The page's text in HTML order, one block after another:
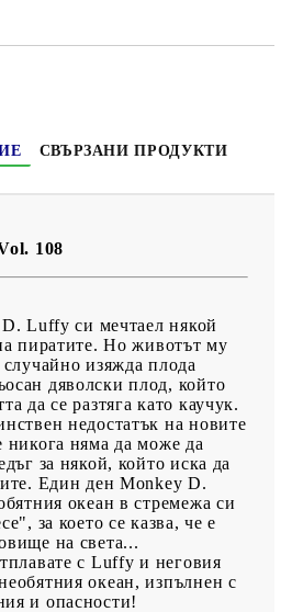
Shounen
СВЪРЗАНИ ПРОДУКТИ
108
Luffy си мечтаел някой
пиратите. Но животът му
изяжда плода
дяволски плод, който
да се разтяга като каучук.
недостатък на новите
никога няма да може да
за някой, който иска да
Един ден Monkey D.
океан в стремежа си
за което се казва, че е
на света...
с Luffy и неговия
океан, изпълнен с
и опасности!